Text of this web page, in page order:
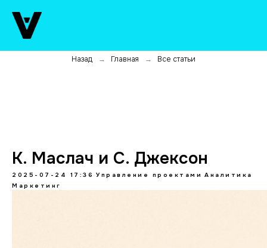
Назад → Главная → Все статьи
К. Маслач и С. Джексон
2025-07-24 17:36 Управление проектами Аналитика
Маркетинг